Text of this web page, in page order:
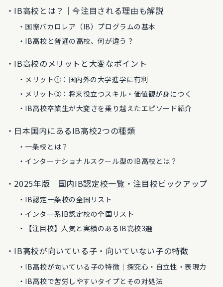
IB高校とは？｜今注目される理由も解説
国際バカロレア（IB）プログラムの基本
IB高校と普通の高校、何が違う？
IB高校のメリットと大変なポイント
メリット①：国内外の大学進学に有利
メリット②：将来役立つスキル・価値観が身につく
IB高校卒業生が大変さを乗り越えたエピソード紹介
日本国内にあるIB高校2つの種類
一条校とは？
インターナショナルスクール型のIB高校とは？
2025年版｜国内IB認定校一覧・注目校ピックアップ
IB認定一条校の全国リスト
インター系IB認定校の全国リスト
【注目校】人気と実績のあるIB高校3選
IB高校が向いている子・向いていない子の特徴
IB高校が向いている子の特徴｜探究心・自立性・表現力
IB高校で苦労しやすいタイプとその対処法